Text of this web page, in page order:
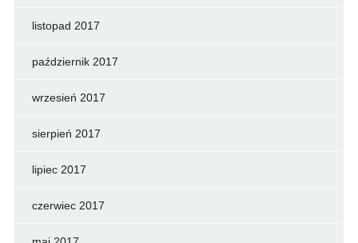
listopad 2017
październik 2017
wrzesień 2017
sierpień 2017
lipiec 2017
czerwiec 2017